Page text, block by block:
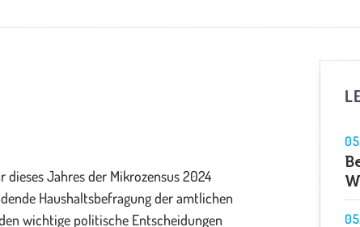
Jahres der Mikrozensus 2024
Haushaltsbefragung der amtlichen
wichtige politische Entscheidungen